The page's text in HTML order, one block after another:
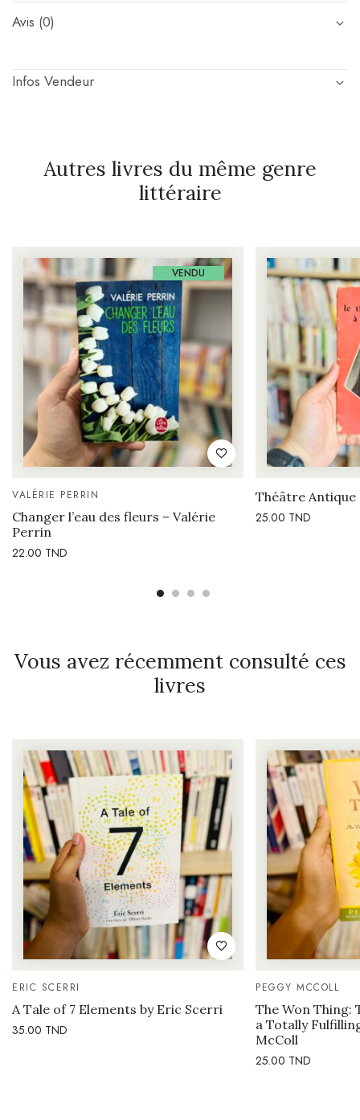
Avis (0)
Infos Vendeur
Autres livres du même genre
littéraire
VENDU
VALÉRIE PERRIN
Changer l’eau des fleurs – Valérie
Perrin
22.00 TND
Théâtre Antique
25.00 TND
Vous avez récemment consulté ces
livres
ERIC SCERRI
A Tale of 7 Elements by Eric Scerri
35.00 TND
PEGGY MCCOLL
The Won Thing:
a Totally
McColl
25.00 TND